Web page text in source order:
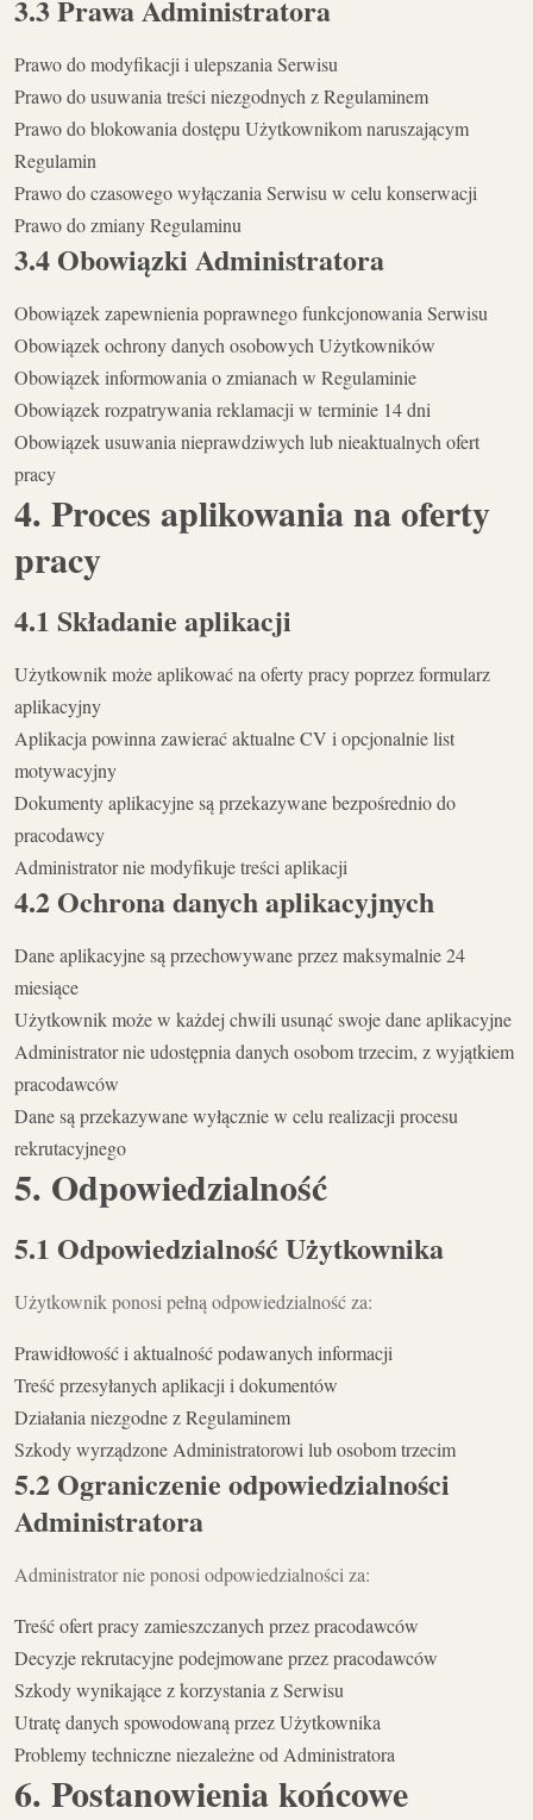
3.3 Prawa Administratora
Prawo do modyfikacji i ulepszania Serwisu
Prawo do usuwania treści niezgodnych z Regulaminem
Prawo do blokowania dostępu Użytkownikom naruszającym
Regulamin
Prawo do czasowego wyłączania Serwisu w celu konserwacji
Prawo do zmiany Regulaminu
3.4 Obowiązki Administratora
Obowiązek zapewnienia poprawnego funkcjonowania Serwisu
Obowiązek ochrony danych osobowych Użytkowników
Obowiązek informowania o zmianach w Regulaminie
Obowiązek rozpatrywania reklamacji w terminie 14 dni
Obowiązek usuwania nieprawdziwych lub nieaktualnych ofert
pracy
4. Proces aplikowania na oferty
pracy
4.1 Składanie aplikacji
Użytkownik może aplikować na oferty pracy poprzez formularz
aplikacyjny
Aplikacja powinna zawierać aktualne CV i opcjonalnie list
motywacyjny
Dokumenty aplikacyjne są przekazywane bezpośrednio do
pracodawcy
Administrator nie modyfikuje treści aplikacji
4.2 Ochrona danych aplikacyjnych
Dane aplikacyjne są przechowywane przez maksymalnie 24
miesiące
Użytkownik może w każdej chwili usunąć swoje dane aplikacyjne
Administrator nie udostępnia danych osobom trzecim, z wyjątkiem
pracodawców
Dane są przekazywane wyłącznie w celu realizacji procesu
rekrutacyjnego
5. Odpowiedzialność
5.1 Odpowiedzialność Użytkownika
Użytkownik ponosi pełną odpowiedzialność za:
Prawidłowość i aktualność podawanych informacji
Treść przesyłanych aplikacji i dokumentów
Działania niezgodne z Regulaminem
Szkody wyrządzone Administratorowi lub osobom trzecim
5.2 Ograniczenie odpowiedzialności
Administratora
Administrator nie ponosi odpowiedzialności za:
Treść ofert pracy zamieszczanych przez pracodawców
Decyzje rekrutacyjne podejmowane przez pracodawców
Szkody wynikające z korzystania z Serwisu
Utratę danych spowodowaną przez Użytkownika
Problemy techniczne niezależne od Administratora
6. Postanowienia końcowe